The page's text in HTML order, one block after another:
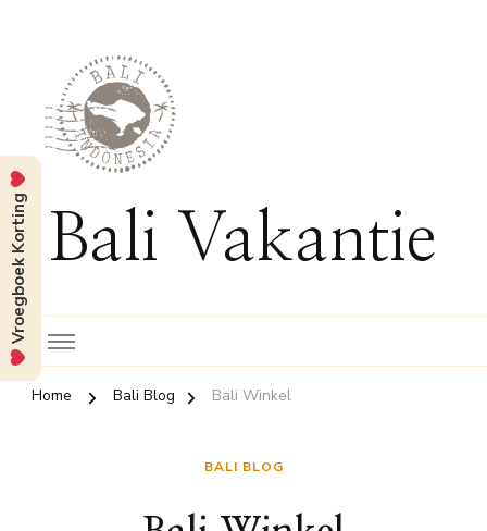
Bali Vakantie
Home Bali Blog Bali Winkel
BALI BLOG
Vroegboek Korting